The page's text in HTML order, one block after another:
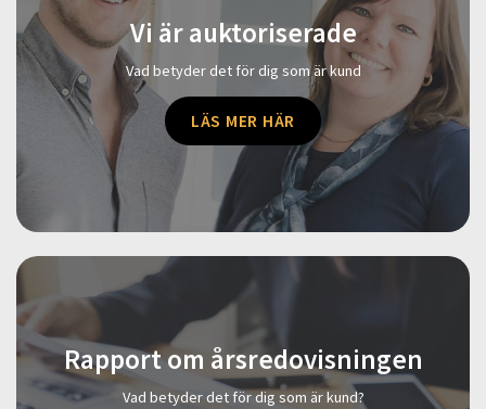
Vi är auktoriserade
Vad betyder det för dig som är kund
LÄS MER HÄR
Rapport om årsredovisningen
Vad betyder det för dig som är kund?